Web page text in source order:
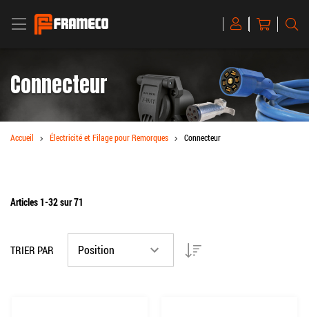
Mon panier
BASCULER LA NAVIGATION
Connecteur
Accueil Électricité et Filage pour Remorques Connecteur
Articles1-32sur71
TRIER PAR Par ordre décroissant